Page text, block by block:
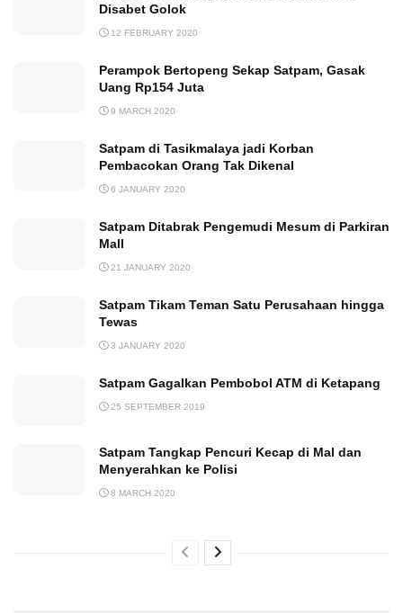
Disabet Golok
12 FEBRUARY 2020
Perampok Bertopeng Sekap Satpam, Gasak
Uang Rp154 Juta
9 MARCH 2020
Satpam di Tasikmalaya jadi Korban
Pembacokan Orang Tak Dikenal
6 JANUARY 2020
Satpam Ditabrak Pengemudi Mesum di Parkiran
Mall
21 JANUARY 2020
Satpam Tikam Teman Satu Perusahaan hingga
Tewas
3 JANUARY 2020
Satpam Gagalkan Pembobol ATM di Ketapang
25 SEPTEMBER 2019
Satpam Tangkap Pencuri Kecap di Mal dan
Menyerahkan ke Polisi
8 MARCH 2020